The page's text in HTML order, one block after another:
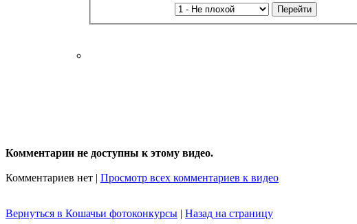
Комментарии не доступны к этому видео.
Комментариев нет | Просмотр всех комментариев к видео
Вернуться в Кошачьи фотоконкурсы | Назад на страницу